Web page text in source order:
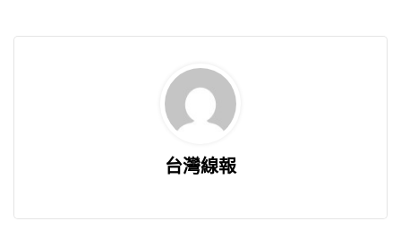
台灣線報